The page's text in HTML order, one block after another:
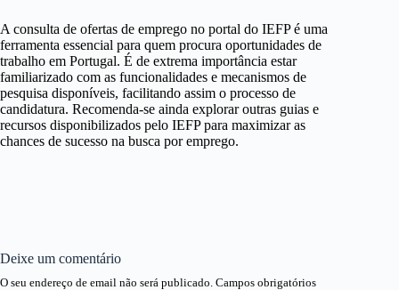
A consulta de ofertas de emprego no portal do IEFP é uma
ferramenta essencial para quem procura oportunidades de
trabalho em Portugal. É de extrema importância estar
familiarizado com as funcionalidades e mecanismos de
pesquisa disponíveis, facilitando assim o processo de
candidatura. Recomenda-se ainda explorar outras guias e
recursos disponibilizados pelo IEFP para maximizar as
chances de sucesso na busca por emprego.
Deixe um comentário
O seu endereço de email não será publicado. Campos obrigatórios